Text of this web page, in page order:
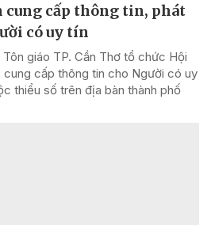
cung cấp thông tin, phát
có uy tín
giáo TP. Cần Thơ tổ chức Hội
cung cấp thông tin cho Người có uy
thiểu số trên địa bàn thành phố